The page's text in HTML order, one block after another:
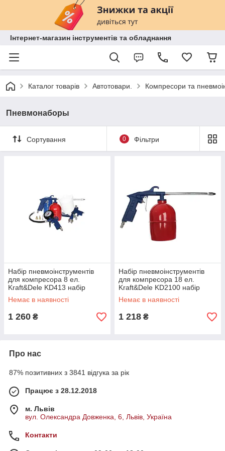
Інтернет-магазин інструментів та обладнання
Каталог товарів Автотовари. Компресори та
Пневмонаборы
Сортування 0 Фільтри
Набір пневмоінструментів
для компресора 8 ел.
Kraft&Dele KD413 набір
пневматичного інструменту
Немає в наявності
1 260 ₴
Набір пневмоінструментів
для компресора 18 ел.
Kraft&Dele KD2100 набір
пневматичного інструменту
Немає в наявності
1 218 ₴
Про нас
87% позитивних з 3841 відгука за рік
Працює з 28.12.2018
м. Львів
вул. Олександра Довженка, 6, Львів, Україна
Контакти